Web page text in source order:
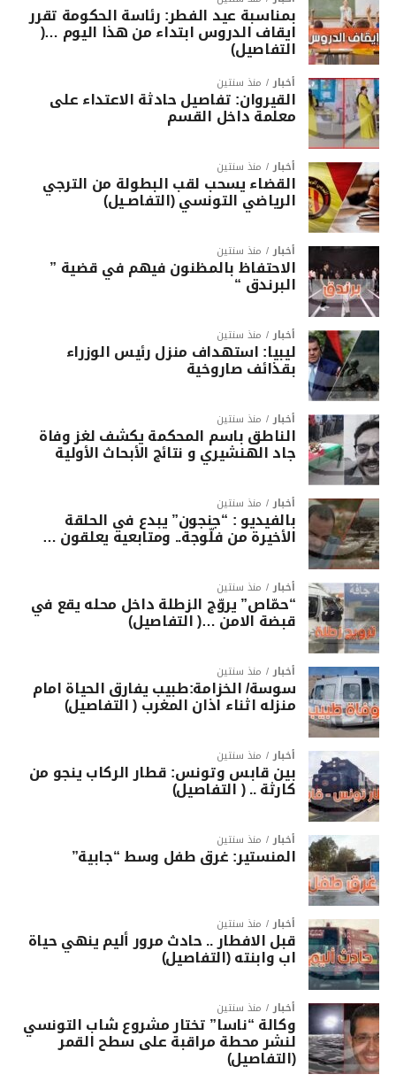
بمناسبة عيد الفطر: رئاسة الحكومة تقرر
ايقاف الدروس ابتداء من هذا اليوم …(
التفاصيل)
أخبار منذ سنتين
القيروان: تفاصيل حادثة الاعتداء على
معلمة داخل القسم
أخبار منذ سنتين
القضاء يسحب لقب البطولة من الترجي
الرياضي التونسي (التفاصـيل)
أخبار منذ سنتين
الاحتفاظ بالمظنون فيهم في قضية ”
البرندق “
أخبار منذ سنتين
ليبيا: استهداف منزل رئيس الوزراء
بقذائف صاروخية
أخبار منذ سنتين
الناطق باسم المحكمة يكشف لغز وفاة
جاد الهنشيري و نتائج الأبحاث الأولية
أخبار منذ سنتين
بالفيديو : “جنجون” يبدع في الحلقة
الأخيرة من فلّوجة.. ومتابعيه يعلقون …
أخبار منذ سنتين
“حمّاص” يروّج الزطلة داخل محله يقع في
قبضة الامن …( التفاصيل)
أخبار منذ سنتين
سوسة/ الخزامة:طبيب يفارق الحياة امام
منزله اثناء اذان المغرب ( التفاصيل)
أخبار منذ سنتين
بين قابس وتونس: قطار الركاب ينجو من
كارثة .. ( التفاصيل)
أخبار منذ سنتين
المنستير: غرق طفل وسط “جابية”
أخبار منذ سنتين
قبل الافطار .. حادث مرور أليم ينهي حياة
اب وابنته (التفاصيل)
أخبار منذ سنتين
وكالة “ناسا” تختار مشروع شاب التونسي
لنشر محطة مراقبة على سطح القمر
(التفاصيل)